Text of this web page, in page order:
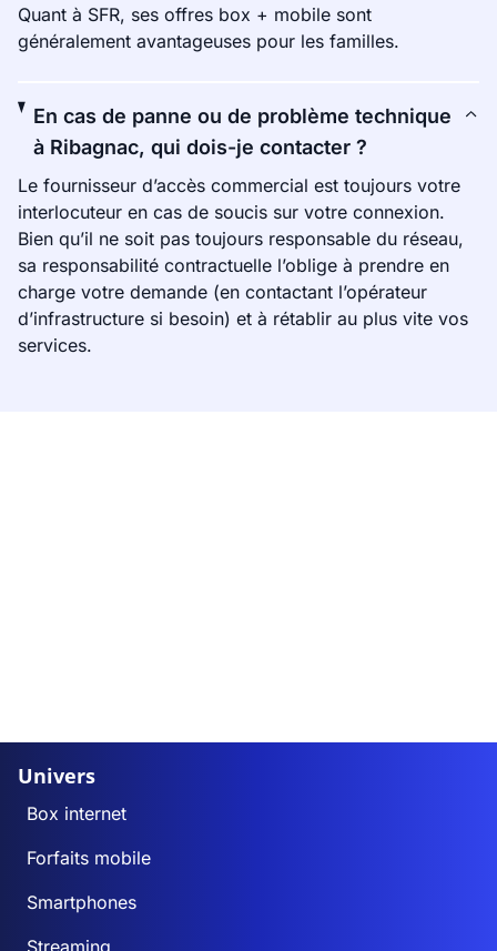
Quant à SFR, ses offres box + mobile sont
généralement avantageuses pour les familles.
En cas de panne ou de problème technique
à Ribagnac, qui dois-je contacter ?
Le fournisseur d’accès commercial est toujours votre
interlocuteur en cas de soucis sur votre connexion.
Bien qu’il ne soit pas toujours responsable du réseau,
sa responsabilité contractuelle l’oblige à prendre en
charge votre demande (en contactant l’opérateur
d’infrastructure si besoin) et à rétablir au plus vite vos
services.
Univers
Box internet
Forfaits mobile
Smartphones
Streaming